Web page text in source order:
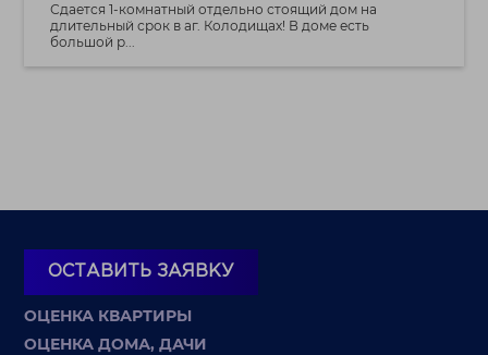
Сдается 1-комнатный отдельно стоящий дом на
длительный срок в аг. Колодищах! В доме есть
большой р...
ОСТАВИТЬ ЗАЯВКУ
ОЦЕНКА КВАРТИРЫ
ОЦЕНКА ДОМА, ДАЧИ